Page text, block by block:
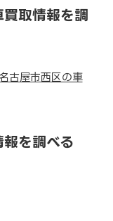
取情報を調
古屋市西区の車
を調べる